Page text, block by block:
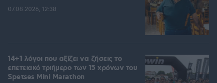
07.08.2026, 12:38
14+1 λόγοι που αξίζει να ζήσεις το
επετειακό τριήμερο των 15 χρόνων του
Spetses Mini Marathon